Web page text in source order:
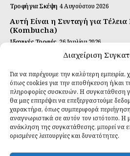
Διαχείριση
Για να παρέχουμε την καλύτερη εμπειρία,
όπως cookies για την αποθήκευση ή/και
πληροφορίες συσκευών. Η συγκατάθεση
θα μας επιτρέψει να επεξεργαστούμε
χαρακτήρα, όπως συμπεριφορά
αναγνωριστικά σε αυτόν τον ιστότοπο.
ανάκληση της συγκατάθεσης, μπορεί να
ορισμένες λειτουργίες και δυνατότητες.
Τροφή για Σκέψη 4 Αυγούστου 2026
Αυτή Είναι η Συνταγή για
(Kombucha)
Ιδανικές Τροφές 26 Ιουλίου 2026
Η Κρυφή Αλήθεια για τα Υπερ-
Ιδανικές Τροφές 2 Απριλίου 2026
Εγγραφείτε